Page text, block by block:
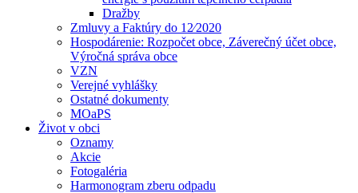
Dražby
Zmluvy a Faktúry do 12⁄2020
Hospodárenie: Rozpočet obce, Záverečný účet obce,
Výročná správa obce
VZN
Verejné vyhlášky
Ostatné dokumenty
MOaPS
Život v obci
Oznamy
Akcie
Fotogaléria
Harmonogram zberu odpadu